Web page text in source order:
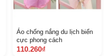
Áo chống nắng du lịch biển
cực phong cách
110.260₫